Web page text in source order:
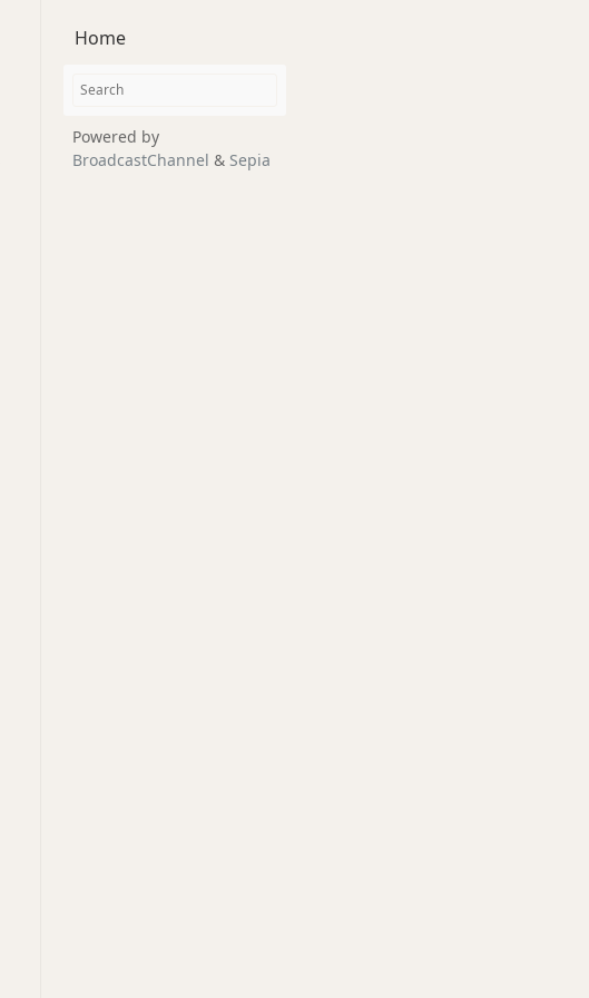
Home
Powered by
BroadcastChannel & Sepia